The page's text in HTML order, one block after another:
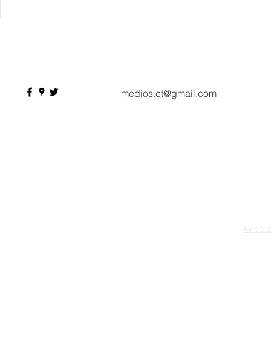
medios.ct@gmail.com